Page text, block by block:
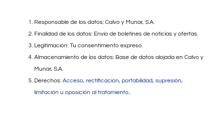
Responsable de los datos: Calvo y Munar, S.A.
Finalidad de los datos: Envío de boletines de noticias y ofertas.
Legitimación: Tu consentimiento expreso.
Almacenamiento de los datos: Base de datos alojada en Calvo y
Munar, S.A.
Derechos: Acceso, rectificación, portabilidad, supresión,
limitación u oposición al tratamiento..